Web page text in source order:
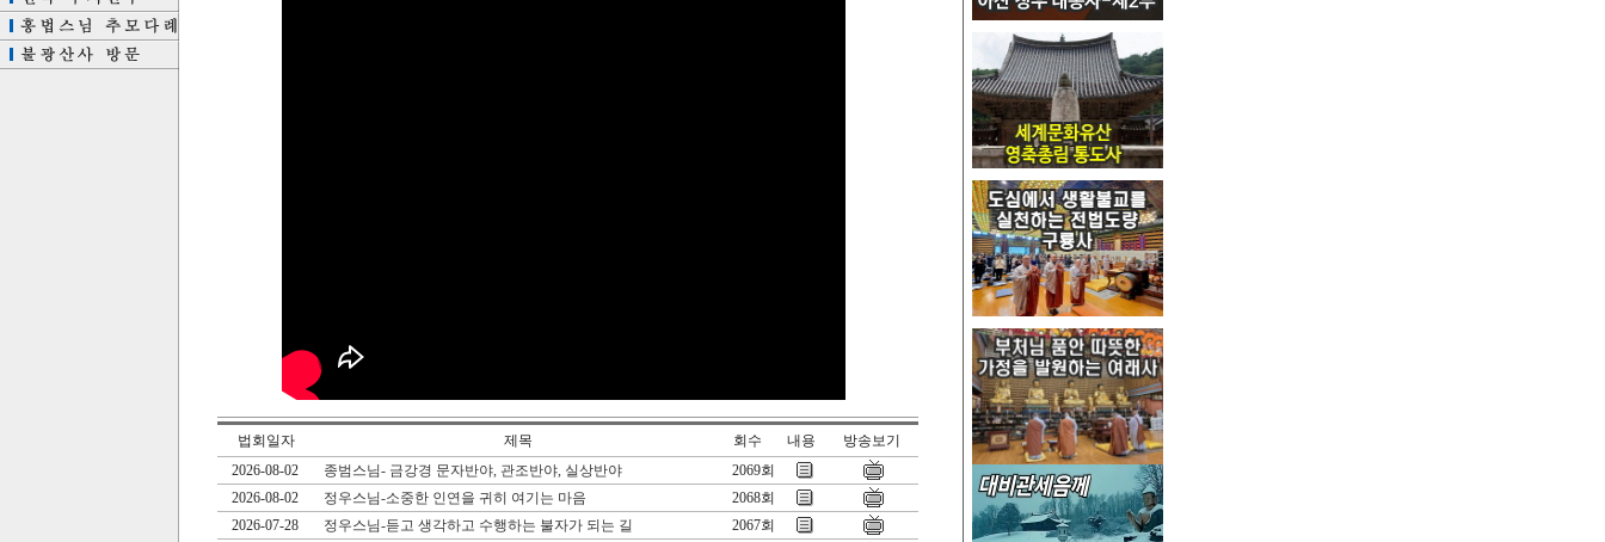
법회일자 제목 회수 내용
방송보기
2026-08-02
종범스님- 금강경 문자반야, 관조반야, 실상반야
2069회
2026-08-02
정우스님-소중한 인연을 귀히 여기는 마음
2068회
2026-07-28
정우스님-듣고 생각하고 수행하는 불자가 되는 길
2067회